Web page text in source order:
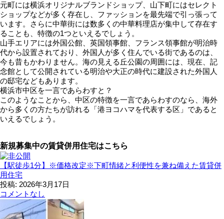
元町には横浜オリジナルブランドショップ、山下町にはセレクト
ショップなどが多く存在し、ファッションを最先端で引っ張って
います。さらに中華街には数多くの中華料理店が集中して存在す
ることも、特徴の1つといえるでしょう。
山手エリアには外国公館、英国領事館、フランス領事館が明治時
代から設置されており、外国人が多く住んでいる街であるのは、
今も昔もかわりません。海の見える丘公園の周囲には、現在、記
念館として公開されている明治や大正の時代に建設された外国人
の邸宅などもあります。
横浜市中区を一言であらわすと？
このようなことから、中区の特徴を一言であらわすのなら、海外
から多くの方たちが訪れる「港ヨコハマを代表する区」であると
いえるでしょう。
新規募集中の賃貸併用住宅はこちら
【駅徒歩1分】※価格改定※下町情緒と利便性を兼ね備えた賃貸併
用住宅
投稿: 2026年3月17日
コメントなし